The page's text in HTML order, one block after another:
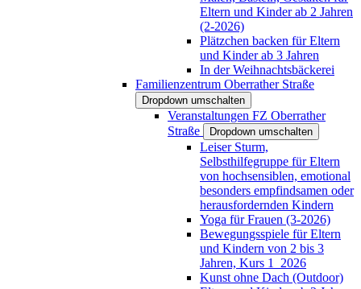
Eltern und Kinder ab 2 Jahren
(2-2026)
Plätzchen backen für Eltern
und Kinder ab 3 Jahren
In der Weihnachtsbäckerei
Familienzentrum Oberrather Straße
Dropdown umschalten
Veranstaltungen FZ Oberrather
Straße
Dropdown umschalten
Leiser Sturm,
Selbsthilfegruppe für Eltern
von hochsensiblen, emotional
besonders empfindsamen oder
herausfordernden Kindern
Yoga für Frauen (3-2026)
Bewegungsspiele für Eltern
und Kindern von 2 bis 3
Jahren, Kurs 1_2026
Kunst ohne Dach (Outdoor)